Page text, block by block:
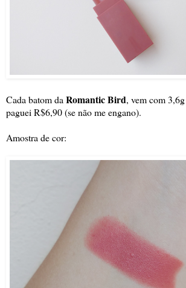
Cada batom da Romantic Bird, vem com
paguei R$6,90 (se não me engano).
Amostra de cor: